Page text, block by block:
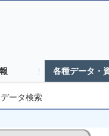
各種データ・
ータ検索